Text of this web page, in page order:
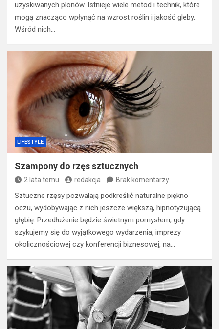
uzyskiwanych plonów. Istnieje wiele metod i technik, które
mogą znacząco wpłynąć na wzrost roślin i jakość gleby.
Wśród nich…
LIFESTYLE
Szampony do rzęs sztucznych
2 lata temu redakcja Brak komentarzy
Sztuczne rzęsy pozwalają podkreślić naturalne piękno
oczu, wydobywając z nich jeszcze większą, hipnotyzującą
głębię. Przedłużenie będzie świetnym pomysłem, gdy
szykujemy się do wyjątkowego wydarzenia, imprezy
okolicznościowej czy konferencji biznesowej, na…